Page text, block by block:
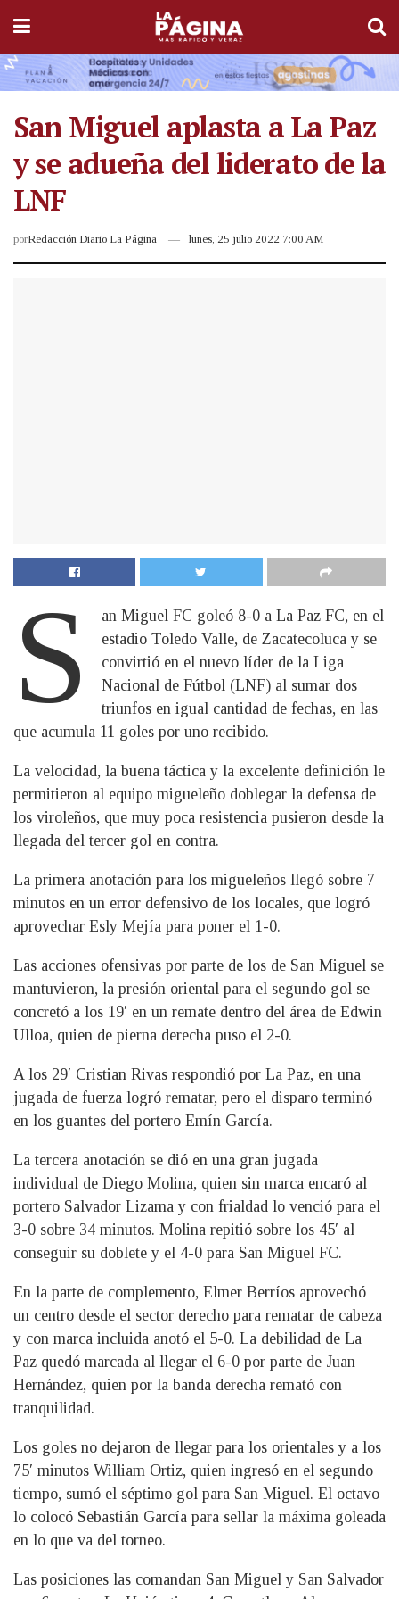
San Miguel aplasta a La Paz
y se adueña del liderato de la
LNF
porRedacción Diario La Página lunes, 25 julio 2022 7:00 AM
S
an Miguel FC goleó 8-0 a La Paz FC, en el
estadio Toledo Valle, de Zacatecoluca y se
convirtió en el nuevo líder de la Liga
Nacional de Fútbol (LNF) al sumar dos
triunfos en igual cantidad de fechas, en las
que acumula 11 goles por uno recibido.
La velocidad, la buena táctica y la excelente definición le
permitieron al equipo migueleño doblegar la defensa de
los viroleños, que muy poca resistencia pusieron desde la
llegada del tercer gol en contra.
La primera anotación para los migueleños llegó sobre 7
minutos en un error defensivo de los locales, que logró
aprovechar Esly Mejía para poner el 1-0.
Las acciones ofensivas por parte de los de San Miguel se
mantuvieron, la presión oriental para el segundo gol se
concretó a los 19′ en un remate dentro del área de Edwin
Ulloa, quien de pierna derecha puso el 2-0.
A los 29′ Cristian Rivas respondió por La Paz, en una
jugada de fuerza logró rematar, pero el disparo terminó
en los guantes del portero Emín García.
La tercera anotación se dió en una gran jugada
individual de Diego Molina, quien sin marca encaró al
portero Salvador Lizama y con frialdad lo venció para el
3-0 sobre 34 minutos. Molina repitió sobre los 45′ al
conseguir su doblete y el 4-0 para San Miguel FC.
En la parte de complemento, Elmer Berríos aprovechó
un centro desde el sector derecho para rematar de cabeza
y con marca incluida anotó el 5-0. La debilidad de La
Paz quedó marcada al llegar el 6-0 por parte de Juan
Hernández, quien por la banda derecha remató con
tranquilidad.
Los goles no dejaron de llegar para los orientales y a los
75′ minutos William Ortiz, quien ingresó en el segundo
tiempo, sumó el séptimo gol para San Miguel. El octavo
lo colocó Sebastián García para sellar la máxima goleada
en lo que va del torneo.
Las posiciones las comandan San Miguel y San Salvador